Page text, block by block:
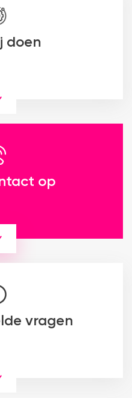
doen
op
vragen